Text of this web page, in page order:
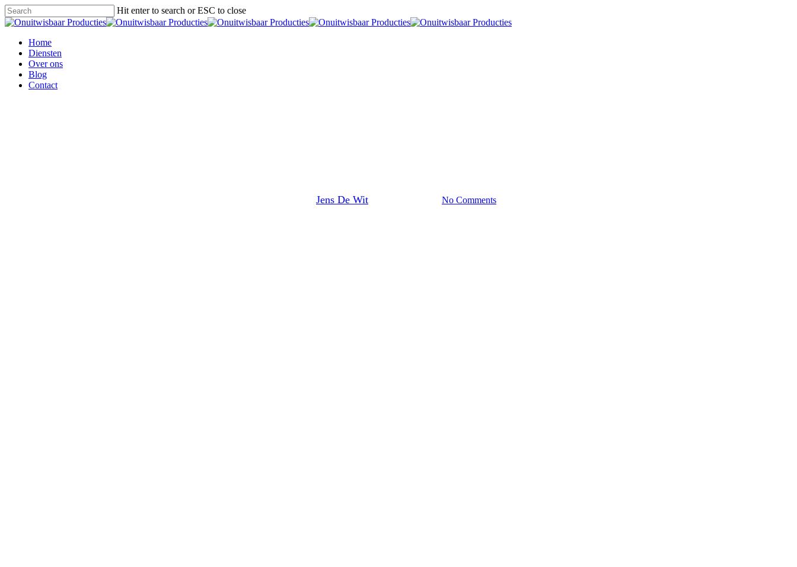
Skip
to
content
Hit enter to search or ESC to close
Close
Menu
Home
Diensten
Over ons
Blog
Contact
Jens De Wit No Comments